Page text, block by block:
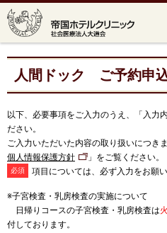
人間ドック ご予約申
以下、必要事項をご入力のうえ、「入力
ださい。
ご入力いただいた内容の取り扱いにつき
個人情報保護方針
」をご覧ください。
必須 項目については、必ず入力をお願い
※子宮検査・乳房検査の実施について
日帰りコースの子宮検査・乳房検査は
付しております。